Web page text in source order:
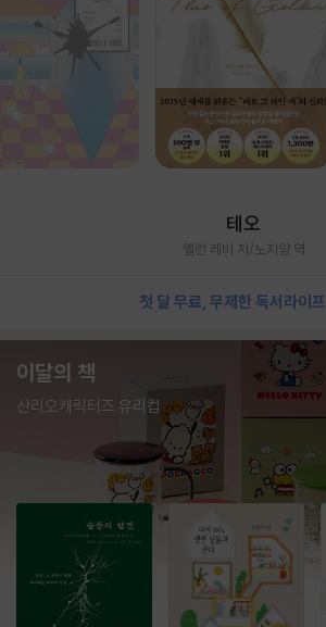
테오
앨런 레비 저/노지양 역
첫 달 무료, 무제한 독서라이프
이달의 책
산리오캐릭터즈 유리컵